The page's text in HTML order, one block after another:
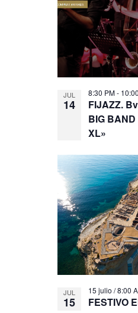
JUL
14
FIJAZZ.
BIG
XL»
8:30 PM-
JUL
15 FESTIVO
15 julio / 8:00